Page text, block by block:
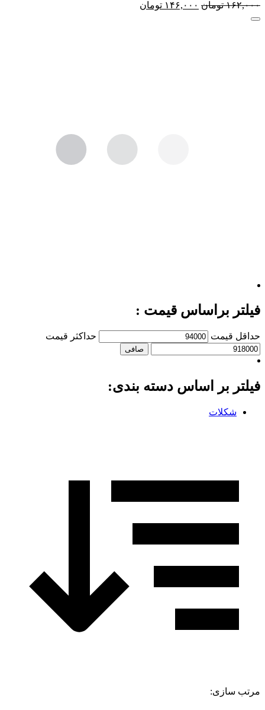
۱۶۲,۰۰۰ تومان ۱۴۶,۰۰۰ تومان
فیلتر براساس قیمت :
حداقل قیمت حداكثر قيمت
صافی
فیلتر بر اساس دسته بندی:
شکلات
مرتب سازی: